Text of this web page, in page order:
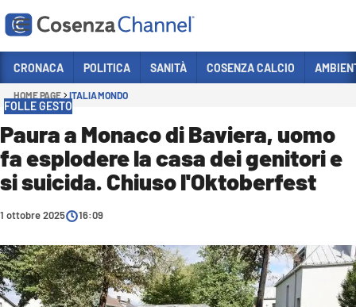
Sezioni
POLITICA
COSENZA CALCIO
ECONOMIA E LAVORO
SANITÀ
SPORT
CRONACA POLITICA SANITÀ COSENZA CALCIO
HOME PAGE ITALIA MONDO
FOLLE GESTO
Paura a Monaco di Baviera, uomo
fa esplodere la casa dei genitori e
si suicida. Chiuso l'Oktoberfest
1 ottobre 2025 16:09